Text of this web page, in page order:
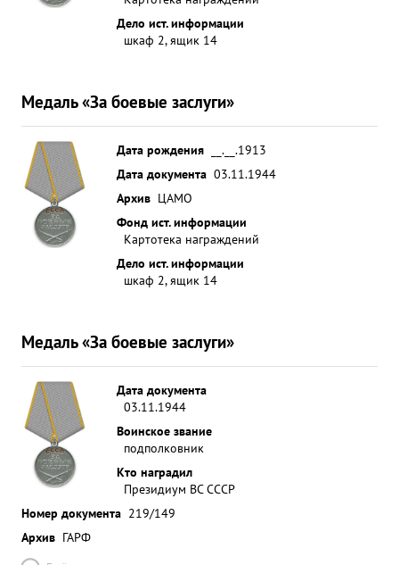
Дело ист. информации
шкаф 2, ящик 14
Медаль «За боевые заслуги»
Дата рождения
__.__.1913
Дата документа 03.11.1944
Архив ЦАМО
Фонд ист. информации
Картотека награждений
Дело ист. информации
шкаф 2, ящик 14
Медаль «За боевые заслуги»
Дата документа
03.11.1944
Воинское звание
подполковник
Кто наградил
Президиум ВС СССР
Номер документа 219/149
Архив ГАРФ